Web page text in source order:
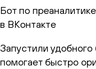
Бот по
в ВКонтакте
Запустили
помогает быстро